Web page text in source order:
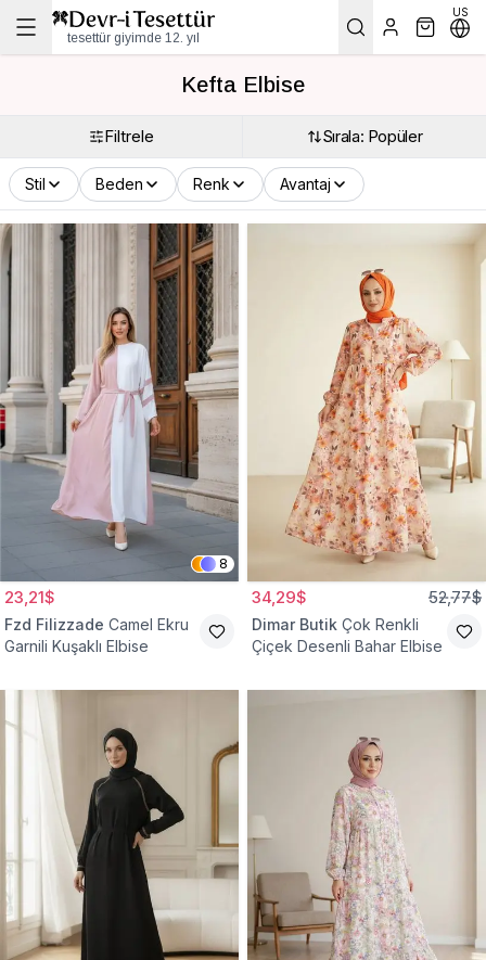
tesettür giyimde 12. yıl
US
Kefta Elbise
Filtrele Sırala: Popüler
Stil Beden Renk Avantaj
8
23,21$
Fzd Filizzade Camel Ekru
Garnili Kuşaklı Elbise
34,29$ 52,77$
Dimar Butik Çok Renkli
Çiçek Desenli Bahar Elbise